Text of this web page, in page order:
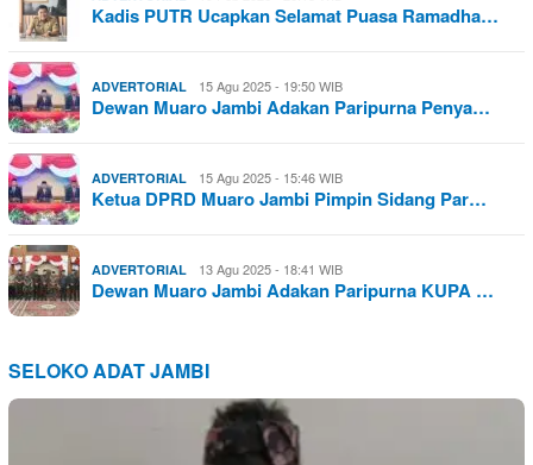
Kadis PUTR Ucapkan Selamat Puasa Ramadha…
ADVERTORIAL 15 Agu 2025 - 19:50 WIB
Dewan Muaro Jambi Adakan Paripurna Penya…
ADVERTORIAL 15 Agu 2025 - 15:46 WIB
Ketua DPRD Muaro Jambi Pimpin Sidang Par…
ADVERTORIAL 13 Agu 2025 - 18:41 WIB
Dewan Muaro Jambi Adakan Paripurna KUPA …
SELOKO ADAT JAMBI